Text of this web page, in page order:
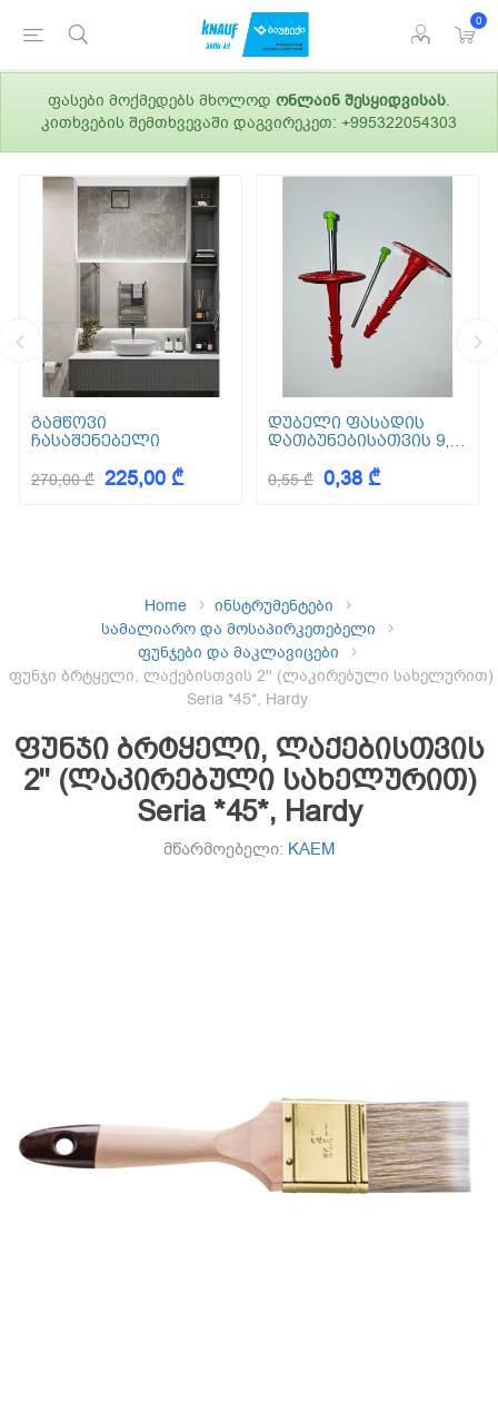
0
ფასები მოქმედებს მხოლოდ ონლაინ შესყიდვისას.
კითხვების შემთხვევაში დაგვირეკეთ: +995322054303
გამწოვი
ჩასაშენებელი
270,00 ₾ 225,00 ₾
დუბელი ფასადის
დათბუნებისათვის 9,5
0,55 ₾ 0,38 ₾
Home
ინსტრუმენტები
სამალიარო და მოსაპირკეთებელი
ფუნჯები და მაკლავიცები
ფუნჯი ბრტყელი, ლაქებისთვის 2'' (ლაკირებული სახელურით)
Seria *45*, Hardy
ფუნჯი ბრტყელი, ლაქებისთვის
2'' (ლაკირებული სახელურით)
Seria *45*, Hardy
მწარმოებელი: KAEM